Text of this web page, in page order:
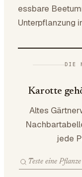
essbare
Unterpflanzung
DIE
Karotte
Altes
jede